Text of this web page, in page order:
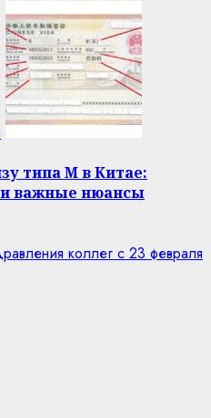
типа M в Китае:
и важные нюансы
коллег с 23 февраля